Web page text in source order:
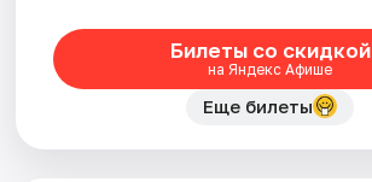
Билеты со скидкой
на Яндекс Афише
Еще билеты